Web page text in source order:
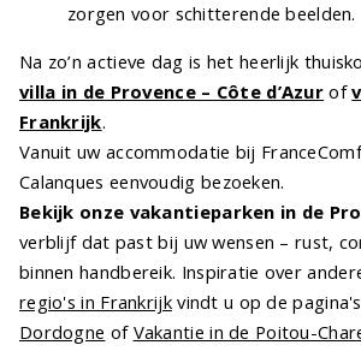
zorgen voor schitterende beelden.
Na zo’n actieve dag is het heerlijk
villa in de Provence – Côte d’Azur of
Frankrijk.
Vanuit uw accommodatie bij
Calanques eenvoudig bezoeken.
Bekijk onze vakantieparken in de
verblijf dat past bij uw wensen – rust,
binnen handbereik. Inspiratie over
regio's in Frankrijkvindt u op de
Dordogne of Vakantie in de Poitou-